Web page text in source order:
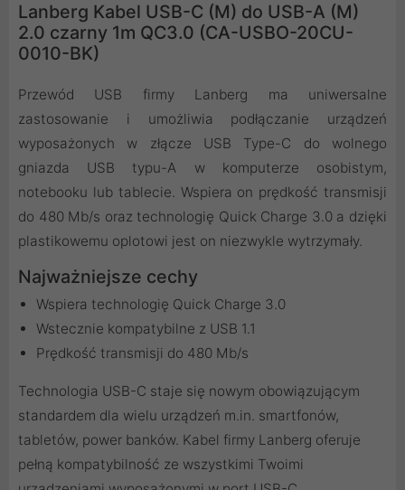
Lanberg Kabel USB-C (M) do USB-A (M)
2.0 czarny 1m QC3.0 (CA-USBO-20CU-
0010-BK)
Przewód USB firmy Lanberg ma uniwersalne
zastosowanie i umożliwia podłączanie urządzeń
wyposażonych w złącze USB Type-C do wolnego
gniazda USB typu-A w komputerze osobistym,
notebooku lub tablecie. Wspiera on prędkość transmisji
do 480 Mb/s oraz technologię Quick Charge 3.0 a dzięki
plastikowemu oplotowi jest on niezwykle wytrzymały.
Najważniejsze cechy
Wspiera technologię Quick Charge 3.0
Wstecznie kompatybilne z USB 1.1
Prędkość transmisji do 480 Mb/s
Technologia USB-C staje się nowym obowiązującym
standardem dla wielu urządzeń m.in. smartfonów,
tabletów, power banków. Kabel firmy Lanberg oferuje
pełną kompatybilność ze wszystkimi Twoimi